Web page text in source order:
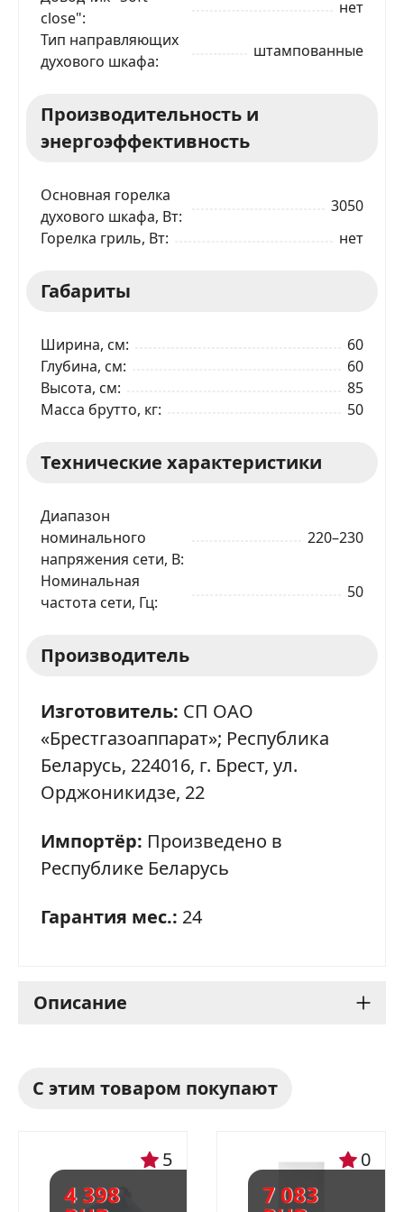
close"
нет
Тип направляющих
духового шкафа
штампованные
Производительность и
энергоэффективность
Основная горелка
духового шкафа, Вт
3050
Горелка гриль, Вт
нет
Габариты
Ширина, см
60
Глубина, см
60
Высота, см
85
Масса брутто, кг
50
Технические характеристики
Диапазон
номинального
напряжения сети, В
220–230
Номинальная
частота сети, Гц
50
Производитель
Изготовитель: СП ОАО
«Брестгазоаппарат»; Республика
Беларусь, 224016, г. Брест, ул.
Орджоникидзе, 22
Импортёр: Произведено в
Республике Беларусь
Гарантия мес.: 24
Описание
С7 К43: надежная и
Газовая плита Gefest 1200 С7 К43 - это
С этим товаром покупают
4 398
5
7 083
0
ЗАКАЗАТЬ В 1 КЛИК
данных в соответствии
площадки